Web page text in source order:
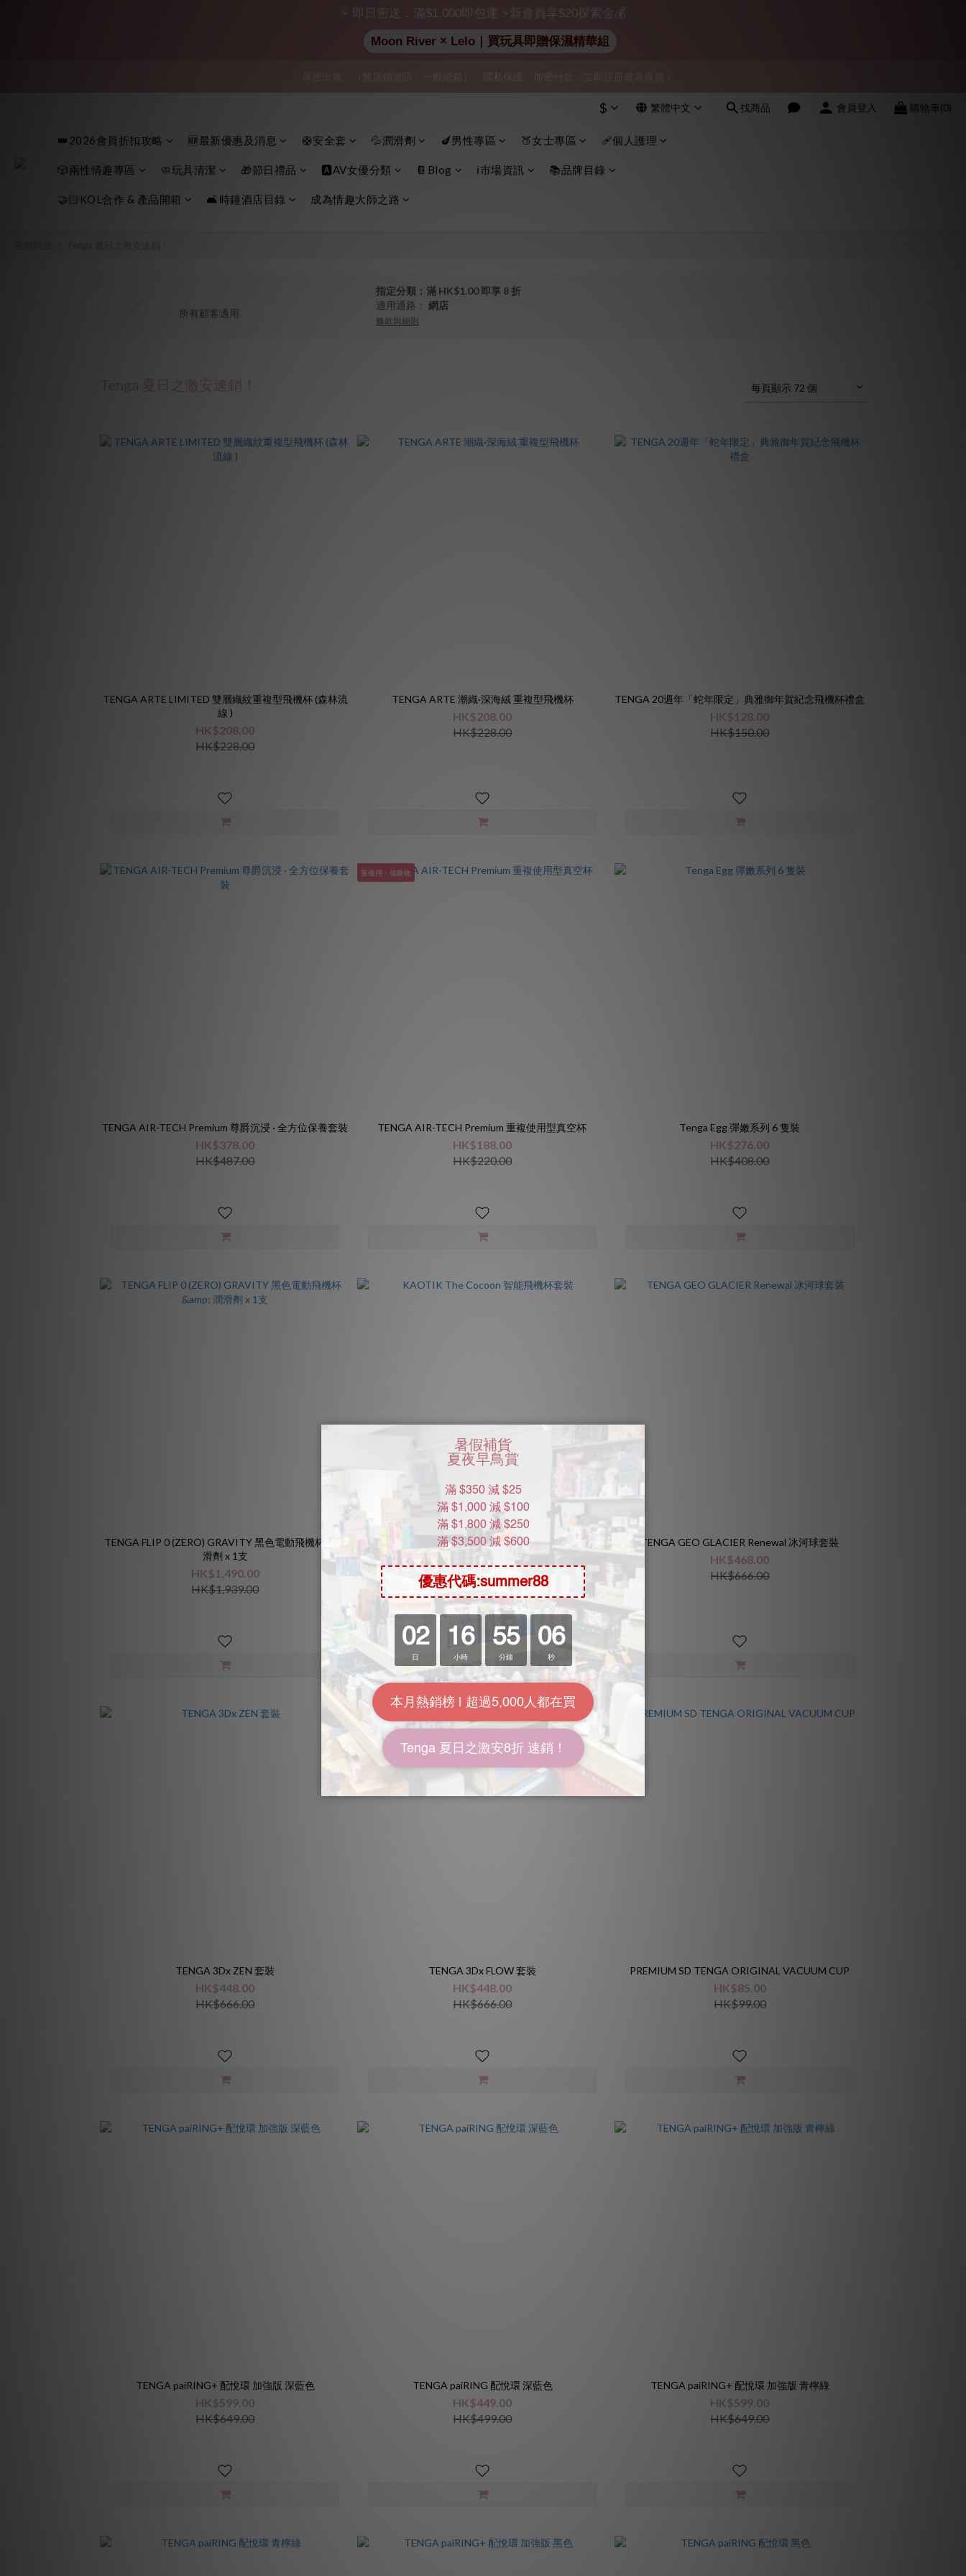
「保密出貨」（無店鋪資訊、一般紙箱）、隱私保護、加密付款、立即註冊成為會員！
「保密出貨」（無店鋪資訊、一般紙箱）、隱私保護、加密付款、立即註冊成為會員！
加入會員即享$20購物金  訂單商品好評再享$15購物金
👑 會員特權： 全場滿 $200 免運費 | 🚪 非會員： 運費 $30 | 我們將嚴格保密你的購物紀錄，絕不洩露。
「保密出貨」（無店鋪資訊、一般紙箱）、隱私保護、加密付款、立即註冊成為會員！
$ 繁體中文 找商品 會員登入 購物車(0)
👑2026會員折扣攻略 🆕最新優惠及消息 🛟安全套 💦潤滑劑 🍆男性專區 🍑女士專區 🩹個人護理
🎲兩性情趣專區 🧼玩具清潔 🎁節日禮品 🅰️AV女優分類 📔Blog ℹ️市場資訊 📚品牌目錄
🤝🏻KOL合作 & 產品開箱 🛋️時鐘酒店目錄 成為情趣大師之路
所有顧客適用
指定分類：滿 HK$1.00 即享 8 折
適用通路： 網店
條款與細則
Tenga 夏日之激安速銷！ 每頁顯示 72 個
TENGA ARTE LIMITED 雙層織紋重複型飛機杯 (森林流
線 )
HK$208.00
HK$228.00
TENGA ARTE 潮織·深海絨 重複型飛機杯
HK$208.00
HK$228.00
TENGA 20週年「蛇年限定」典雅御年賀紀念飛機杯禮盒
HK$128.00
HK$150.00
TENGA AIR-TECH Premium 尊爵沉浸 · 全方位保養套裝
HK$378.00
HK$487.00
重複用・強吸吮
TENGA AIR-TECH Premium 重複使用型真空杯
HK$188.00
HK$220.00
Tenga Egg 彈嫩系列 6 隻裝
HK$276.00
HK$408.00
TENGA FLIP 0 (ZERO) GRAVITY 黑色電動飛機杯 & 潤
滑劑 x 1支
HK$1,490.00
HK$1,939.00
KAOTIK The Cocoon 智能飛機杯套裝
HK$1,538.00
HK$1,875.00
TENGA GEO GLACIER Renewal 冰河球套裝
HK$468.00
HK$666.00
TENGA 3Dx ZEN 套裝
HK$448.00
HK$666.00
TENGA 3Dx FLOW 套裝
HK$448.00
HK$666.00
PREMIUM SD TENGA ORIGINAL VACUUM CUP
HK$85.00
HK$99.00
TENGA paiRING+ 配悅環 加強版 深藍色
HK$599.00
HK$649.00
TENGA paiRING 配悅環 深藍色
HK$449.00
HK$499.00
TENGA paiRING+ 配悅環 加強版 青檸綠
HK$599.00
HK$649.00
⚡ 即日密送．滿$1,000即包運 ⚡新會員享$20探索金💰
Moon River × Lelo｜買玩具即贈保濕精華組